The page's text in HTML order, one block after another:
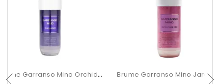
Brume Garranso Mino Orchidée 250ml